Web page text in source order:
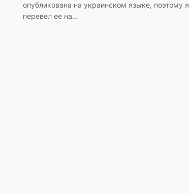
опубликована на украинском языке, поэтому я
перевел ее на…